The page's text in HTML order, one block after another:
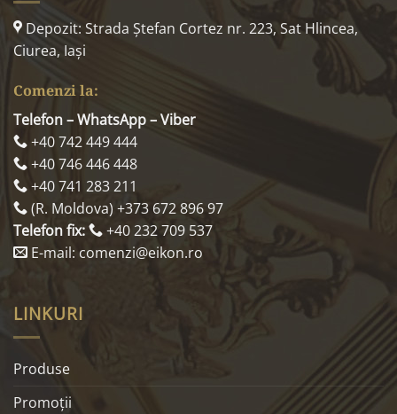
Depozit: Strada Ştefan Cortez nr. 223, Sat Hlincea,
Ciurea, Iaşi
Comenzi la:
Telefon – WhatsApp – Viber
+40 742 449 444
+40 746 446 448
+40 741 283 211
(R. Moldova) +373 672 896 97
Telefon fix:
+40 232 709 537
E-mail: comenzi@eikon.ro
LINKURI
Produse
Promoţii